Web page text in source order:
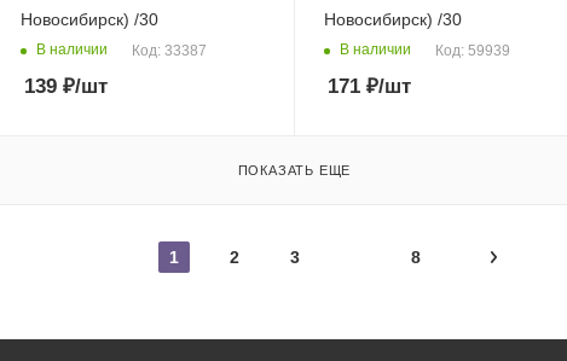
Новосибирск) /30
В наличии Код: 33387
139₽/шт
Новосибирск) /30
В наличии Код: 59939
171 ₽/шт
ПОКАЗАТЬ ЕЩЕ
1 2 3 8